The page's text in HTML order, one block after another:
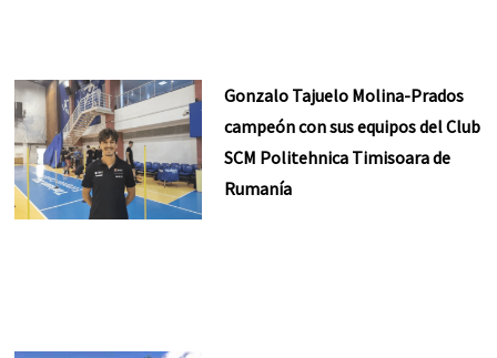
Gonzalo Tajuelo Molina-Prados
campeón con sus equipos del Club
SCM Politehnica Timisoara de
Rumanía